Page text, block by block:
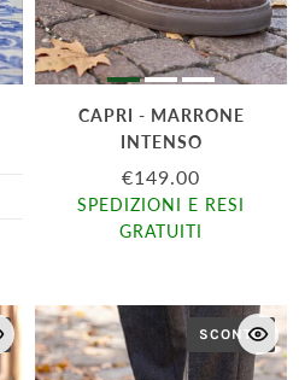
CAPRI - MARRONE
INTENSO
€149.00
SPEDIZIONI E RESI
GRATUITI
SCONTO